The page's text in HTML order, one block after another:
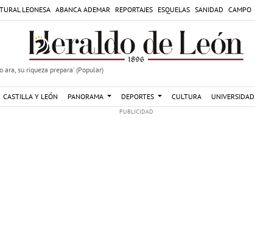
LEONESA ABANCA ADEMAR REPORTAJES ESQUELAS SANIDAD CAMPO
ara, su riqueza prepara' (Popular)
CASTILLA Y LEÓN PANORAMA DEPORTES CULTURA UNIVERSIDAD